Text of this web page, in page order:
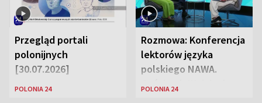
Przegląd portali
polonijnych
[30.07.2026]
POLONIA 24
Rozmowa: Konferencja
lektorów języka
polskiego NAWA.
Goście: dr Wojciech
POLONIA 24